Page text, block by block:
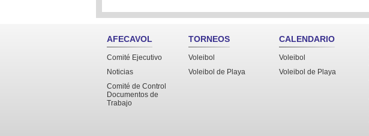
AFECAVOL
Comité Ejecutivo
Noticias
Comité de Control
Documentos de
Trabajo
TORNEOS
Voleibol
Voleibol de Playa
CALENDARIO
Voleibol
Voleibol de Playa